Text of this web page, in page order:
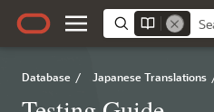
Database / Japanese Translations